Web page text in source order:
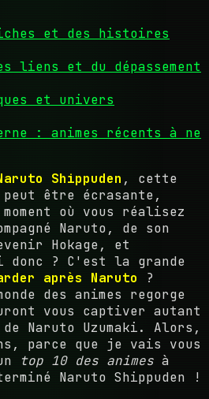
et des histoires
liens et du dépassement
et univers
: animes récents à ne
Shippuden , cette
être écrasante,
où vous réalisez
Naruto, de son
Hokage, et
donc ? C'est la grande
après Naruto ?
des animes regorge
vous captiver autant
Naruto Uzumaki. Alors,
parce que je vais vous
top 10 des animes à
Naruto Shippuden !